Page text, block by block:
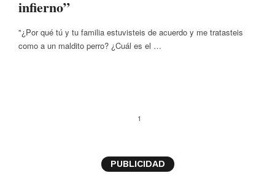
infierno”
"¿Por qué tú y tu familia estuvisteis de acuerdo y me tratasteis
como a un maldito perro? ¿Cuál es el …
1
PUBLICIDAD